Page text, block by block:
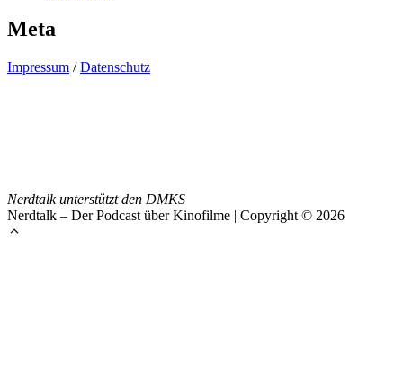
Meta
Impressum /Datenschutz
Nerdtalk unterstützt den DMKS
Nerdtalk – Der Podcast über Kinofilme | Copyright © 2026